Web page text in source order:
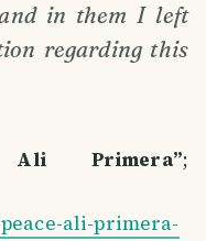
in them I left
regarding this
Primera”;
ali-primera-